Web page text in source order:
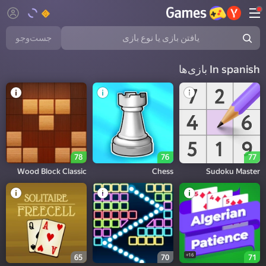
جست‌وجو
In spanish بازی‌ها
77
Sudoku Master
76
Chess
78
Wood Block Classic
71
16+
70
65